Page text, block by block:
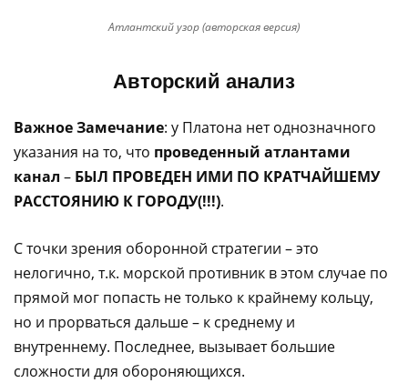
Атлантский узор (авторская версия)
Авторский анализ
Важное Замечание: у Платона нет однозначного
указания на то, что проведенный атлантами
канал – БЫЛ ПРОВЕДЕН ИМИ ПО КРАТЧАЙШЕМУ
РАССТОЯНИЮ К ГОРОДУ(!!!).
С точки зрения оборонной стратегии – это
нелогично, т.к. морской противник в этом случае по
прямой мог попасть не только к крайнему кольцу,
но и прорваться дальше – к среднему и
внутреннему. Последнее, вызывает большие
сложности для обороняющихся.